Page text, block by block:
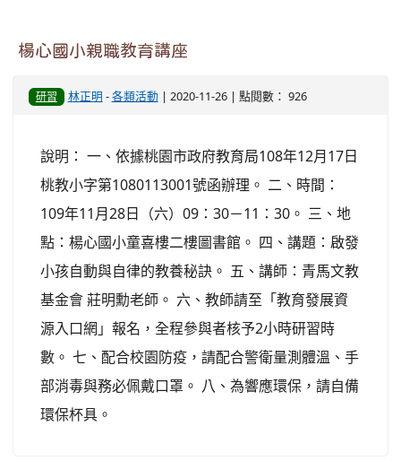
楊心國小親職教育講座
研習 林正明 -各類活動 | 2020-11-26 | 點閱數： 926
說明： 一、依據桃園市政府教育局108年12月17日
桃教小字第1080113001號函辦理。 二、時間：
109年11月28日（六）09：30－11：30。 三、地
點：楊心國小童喜樓二樓圖書館。 四、講題：啟發
小孩自動與自律的教養秘訣。 五、講師：青馬文教
基金會 莊明勳老師。 六、教師請至「教育發展資
源入口網」報名，全程參與者核予2小時研習時
數。 七、配合校園防疫，請配合警衛量測體溫、手
部消毒與務必佩戴口罩。 八、為響應環保，請自備
環保杯具。